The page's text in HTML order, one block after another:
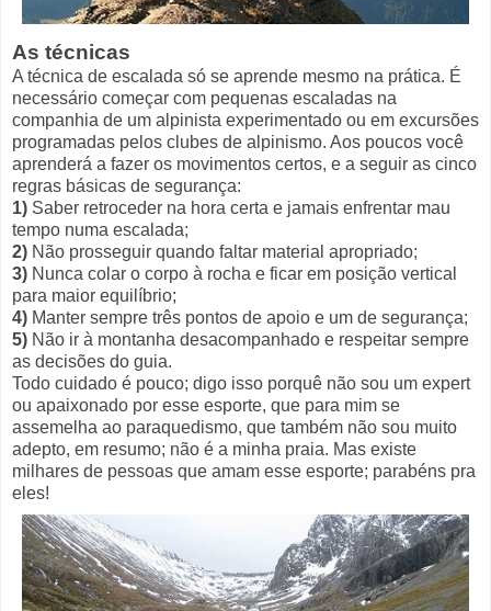
As técnicas
A técnica de escalada só se aprende mesmo na prática. É
necessário começar com pequenas escaladas na
companhia de um alpinista experimentado ou em excursões
programadas pelos clubes de alpinismo. Aos poucos você
aprenderá a fazer os movimentos certos, e a seguir as cinco
regras básicas de segurança:
1) Saber retroceder na hora certa e jamais enfrentar mau
tempo numa escalada;
2) Não prosseguir quando faltar material apropriado;
3) Nunca colar o corpo à rocha e ficar em posição vertical
para maior equilíbrio;
4) Manter sempre três pontos de apoio e um de segurança;
5) Não ir à montanha desacompanhado e respeitar sempre
as decisões do guia.
Todo cuidado é pouco; digo isso porquê não sou um expert
ou apaixonado por esse esporte, que para mim se
assemelha ao paraquedismo, que também não sou muito
adepto, em resumo; não é a minha praia. Mas existe
milhares de pessoas que amam esse esporte; parabéns pra
eles!